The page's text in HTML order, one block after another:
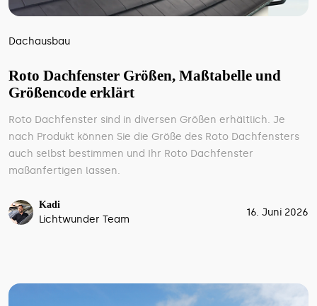
Dachausbau
Roto Dachfenster Größen, Maßtabelle und
Größencode erklärt
Roto Dachfenster sind in diversen Größen erhältlich. Je
nach Produkt können Sie die Größe des Roto Dachfensters
auch selbst bestimmen und Ihr Roto Dachfenster
maßanfertigen lassen.
Kadi
Lichtwunder Team
16. Juni 2026